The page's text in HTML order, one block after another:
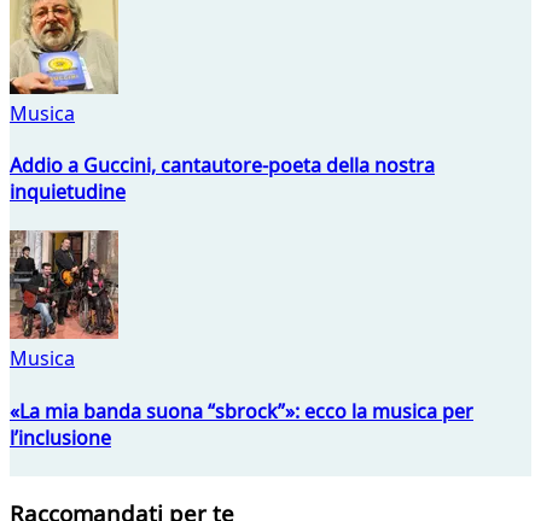
Musica
Addio a Guccini, cantautore-poeta della nostra
inquietudine
Musica
«La mia banda suona “sbrock”»: ecco la musica per
l’inclusione
Raccomandati per te